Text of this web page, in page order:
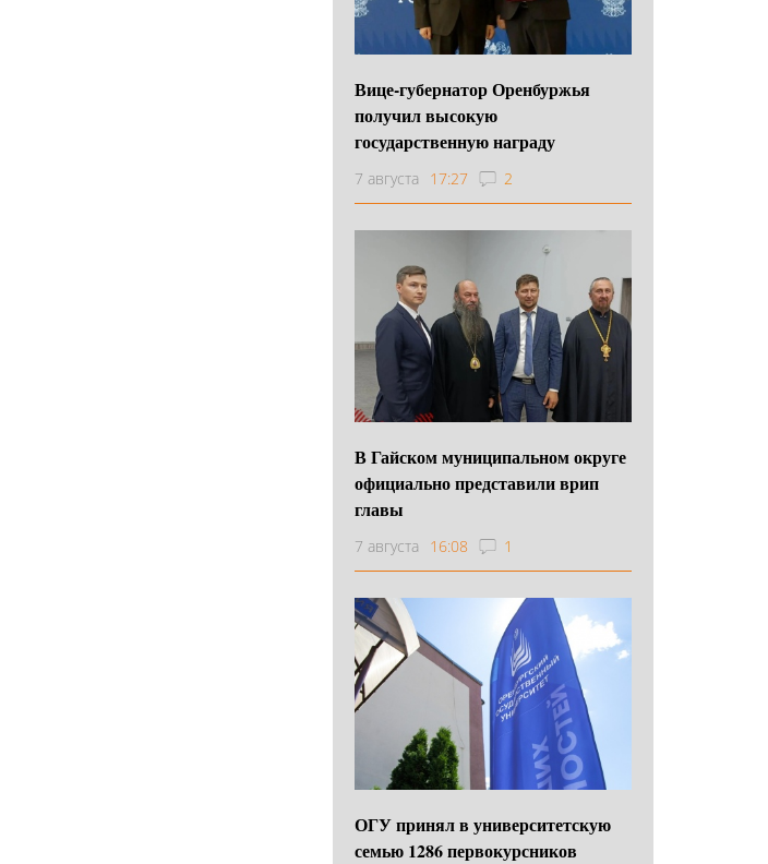
Вице-губернатор Оренбуржья
получил высокую
государственную награду
7 августа 17:27 2
В Гайском муниципальном округе
официально представили врип
главы
7 августа 16:08 1
ОГУ принял в университетскую
семью 1286 первокурсников